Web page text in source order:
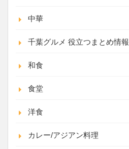
中華
千葉グルメ 役立つまとめ情報
和食
食堂
洋食
カレー/アジアン料理